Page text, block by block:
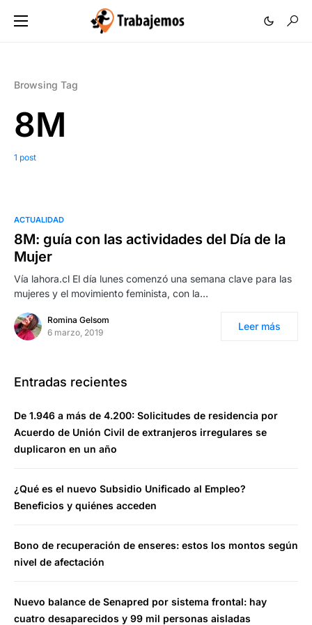
Browsing Tag
8M
1 post
ACTUALIDAD
8M: guía con las actividades del Día de la
Mujer
Vía lahora.cl El día lunes comenzó una semana clave para las
mujeres y el movimiento feminista, con la…
Romina Gelsom
6 marzo, 2019
Leer más
Entradas recientes
De 1.946 a más de 4.200: Solicitudes de residencia por
Acuerdo de Unión Civil de extranjeros irregulares se
duplicaron en un año
¿Qué es el nuevo Subsidio Unificado al Empleo?
Beneficios y quiénes acceden
Bono de recuperación de enseres: estos los montos según
nivel de afectación
Nuevo balance de Senapred por sistema frontal: hay
cuatro desaparecidos y 99 mil personas aisladas